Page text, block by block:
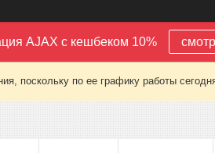
AJAX с кешбеком 10%
поскольку по ее графику работы